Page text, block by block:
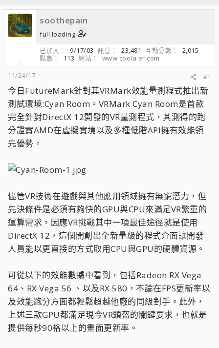
soothepain
full loading
已加入
9/17/03 訊息 23,481 互動分數
2,015
點數
113 網站
www.coolaler.com
11/24/17
#1
今日FutureMark針對其VRMark效能量測程式推出新
測試環境:Cyan Room。VRMark Cyan Room是首款
完全針對DirectX 12開發的VR量測程式，其測得的跑
分證實AMD在虛擬實境以及多種低階API擁有效能領
先優勢。
儘管VR技術在遊戲與其他應用領域擁有無窮潛力，但
先決條件是必須有夠快的GPU與CPU來滿足VR繁重的
運算需求。因應VR挑戰其中一項最佳途徑就是使用
DirectX 12，這個開創出全新量級的程式介面讓開發
人員能以更直接的方式取用CPU與GPU的硬體資源。
可從以下的效能數據中看到，包括Radeon RX Vega
64、RX Vega 56 、以及RX 580，不論在FPS更新率以
及效能跑分方面都輕鬆超越他廠的同級對手。此外，
上述三款GPU都滿足現今VR頭盔的關鍵要求，也就是
提供每秒90格以上的畫面更新率。